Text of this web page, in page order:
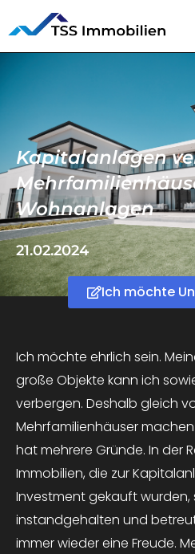
Kapitalanlagen
Wohnanlagen
21.02.2024
Ich möchte
Ich möchte ehrlich sein.
große Objekte kann ich
verbergen. Deshalb gleich
Mehrfamilienhäuser
hat mehrere Gründe. In der
Immobilien, die zur
Investment gekauft wurden,
instandgehalten und
immer wieder eine Freude.